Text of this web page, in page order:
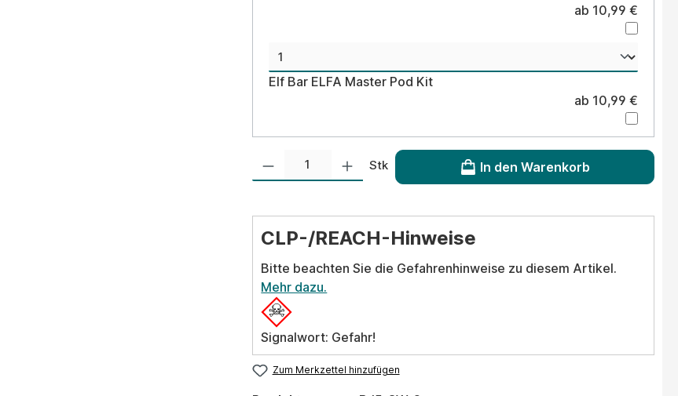
ab 10,99 €
Elf Bar ELFA Master Pod Kit
ab 10,99 €
Produkt Anzahl: Gib den gewünschten Wert ein oder benutze die Schaltflächen um die
Stk In den Warenkorb
CLP-/REACH-Hinweise
Bitte beachten Sie die Gefahrenhinweise zu diesem Artikel.
Mehr dazu.
Signalwort: Gefahr!
Zum Merkzettel hinzufügen